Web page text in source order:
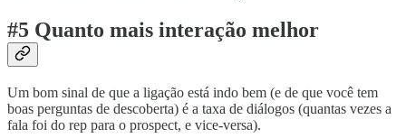
#5 Quanto mais interação melhor
Um bom sinal de que a ligação está indo bem (e de que você tem
boas perguntas de descoberta) é a taxa de diálogos (quantas vezes a
fala foi do rep para o prospect, e vice-versa).